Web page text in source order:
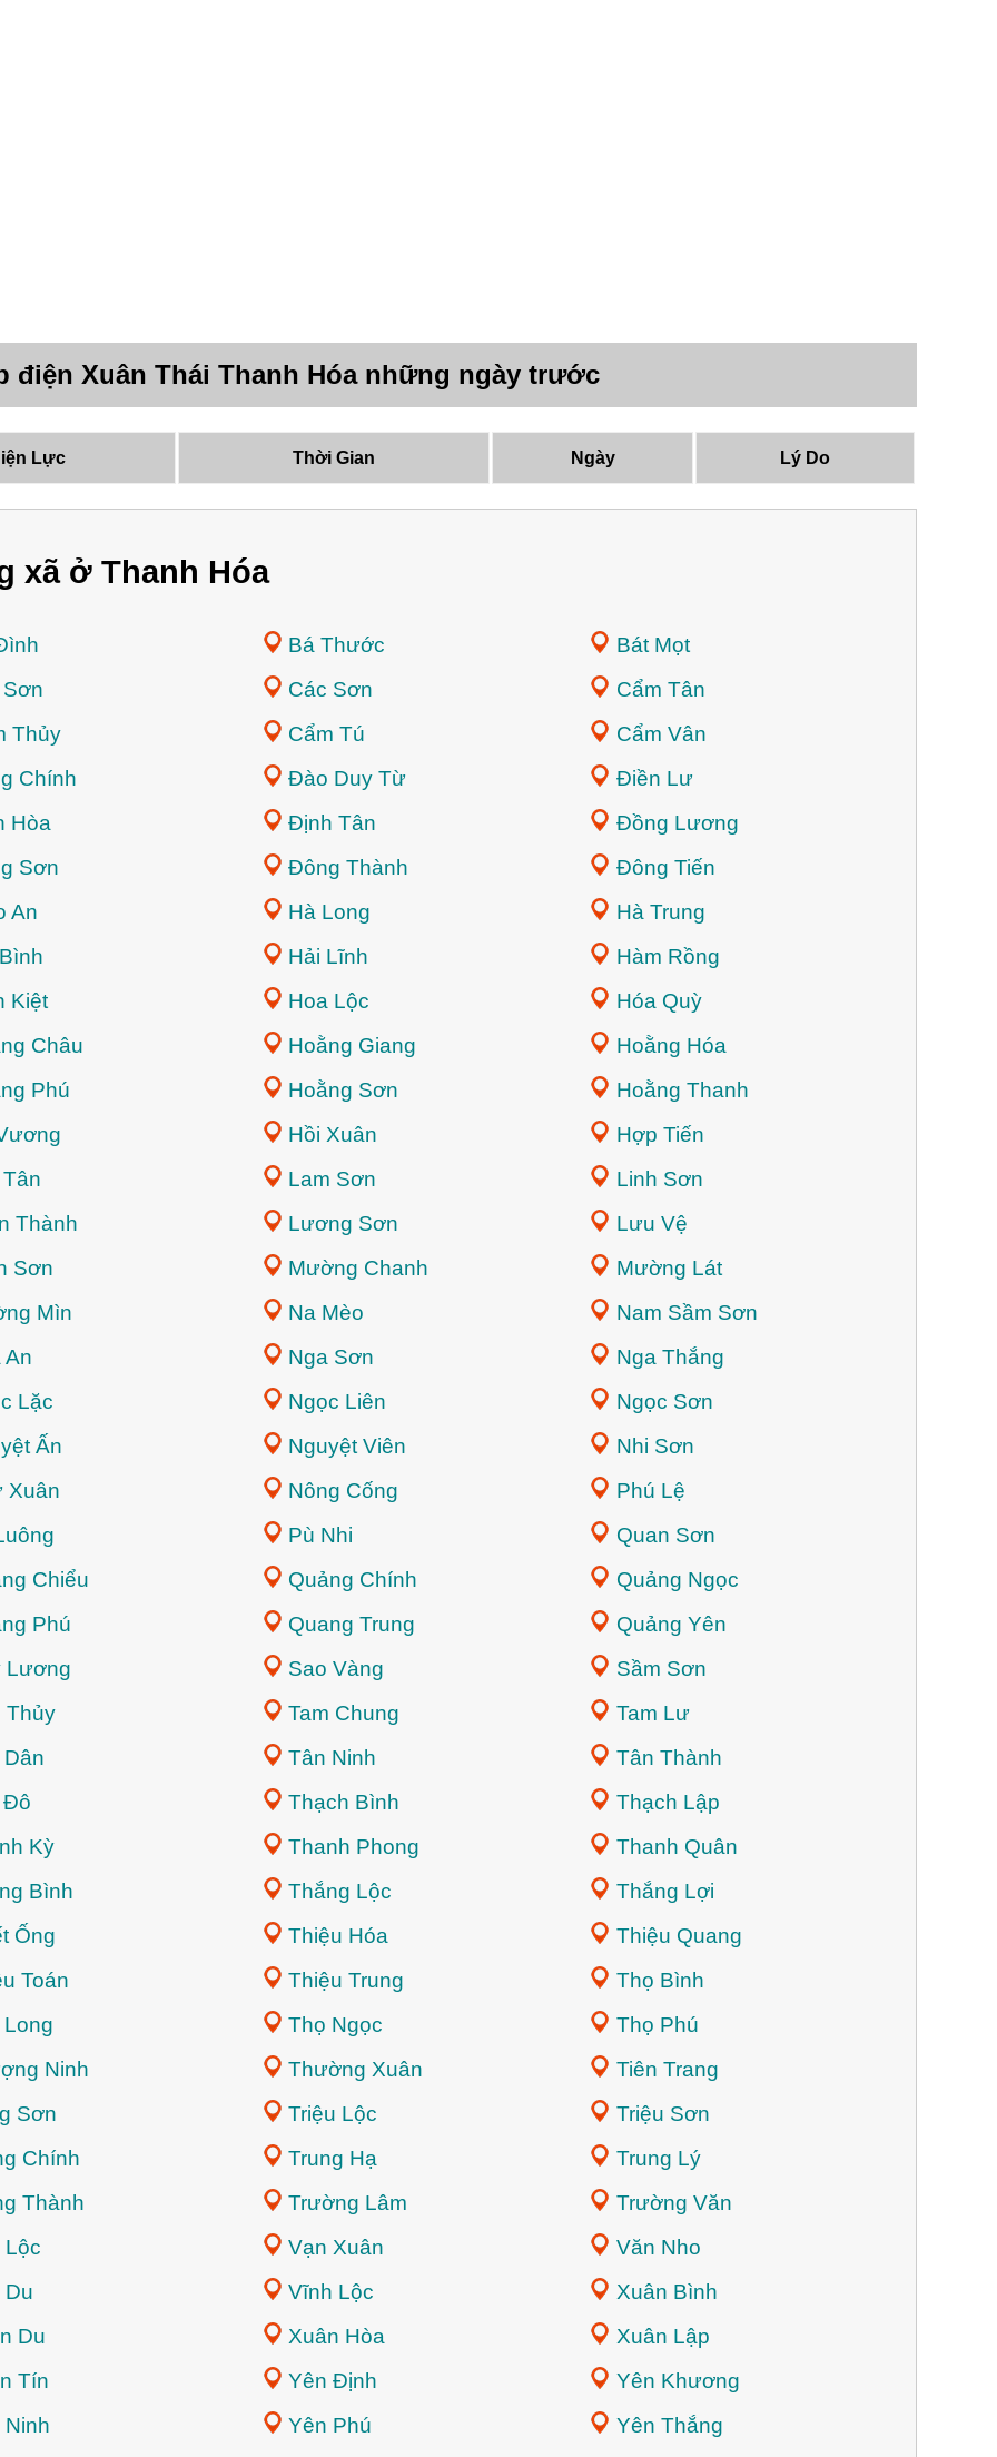
điện Xuân Thái Thanh Hóa những ngày trước
Lực Thời Gian Ngày Lý Do
xã ở Thanh Hóa
Bá Thước
Bát Mọt
Sơn Các Sơn
Cẩm Tân
Thủy Cẩm Tú
Cẩm Vân
Chính Đào Duy Từ
Điền Lư
Hòa Định Tân
Đồng Lương
Sơn Đông Thành
Đông Tiến
An Hà Long
Hà Trung
Hải Lĩnh
Hàm Rồng
Kiệt Hoa Lộc
Hóa Quỳ
Châu Hoằng Giang
Hoằng Hóa
Phú Hoằng Sơn
Hoằng Thanh
Hồi Xuân
Hợp Tiến
Lam Sơn
Linh Sơn
Thành Lương Sơn
Lưu Vệ
Sơn Mường Chanh
Mường Lát
Mìn Na Mèo
Nam Sầm Sơn
An Nga Sơn
Nga Thắng
Lặc Ngọc Liên
Ngọc Sơn
Ấn Nguyệt Viên
Nhi Sơn
Xuân Nông Cống
Phú Lệ
Pù Nhi
Quan Sơn
Chiểu Quảng Chính
Quảng Ngọc
Phú Quang Trung
Quảng Yên
Lương Sao Vàng
Sầm Sơn
Thủy Tam Chung
Tam Lư
Tân Ninh
Tân Thành
Đô Thạch Bình
Thạch Lập
Kỳ Thanh Phong
Thanh Quân
Bình Thắng Lộc
Thắng Lợi
Ống Thiệu Hóa
Thiệu Quang
Toán Thiệu Trung
Thọ Bình
Thọ Ngọc
Thọ Phú
Ninh Thường Xuân
Tiên Trang
Sơn Triệu Lộc
Triệu Sơn
Chính Trung Hạ
Trung Lý
Thành Trường Lâm
Trường Văn
Lộc Vạn Xuân
Văn Nho
Du Vĩnh Lộc
Xuân Bình
Du Xuân Hòa
Xuân Lập
Tín Yên Định
Yên Khương
Ninh Yên Phú Yên Thắng